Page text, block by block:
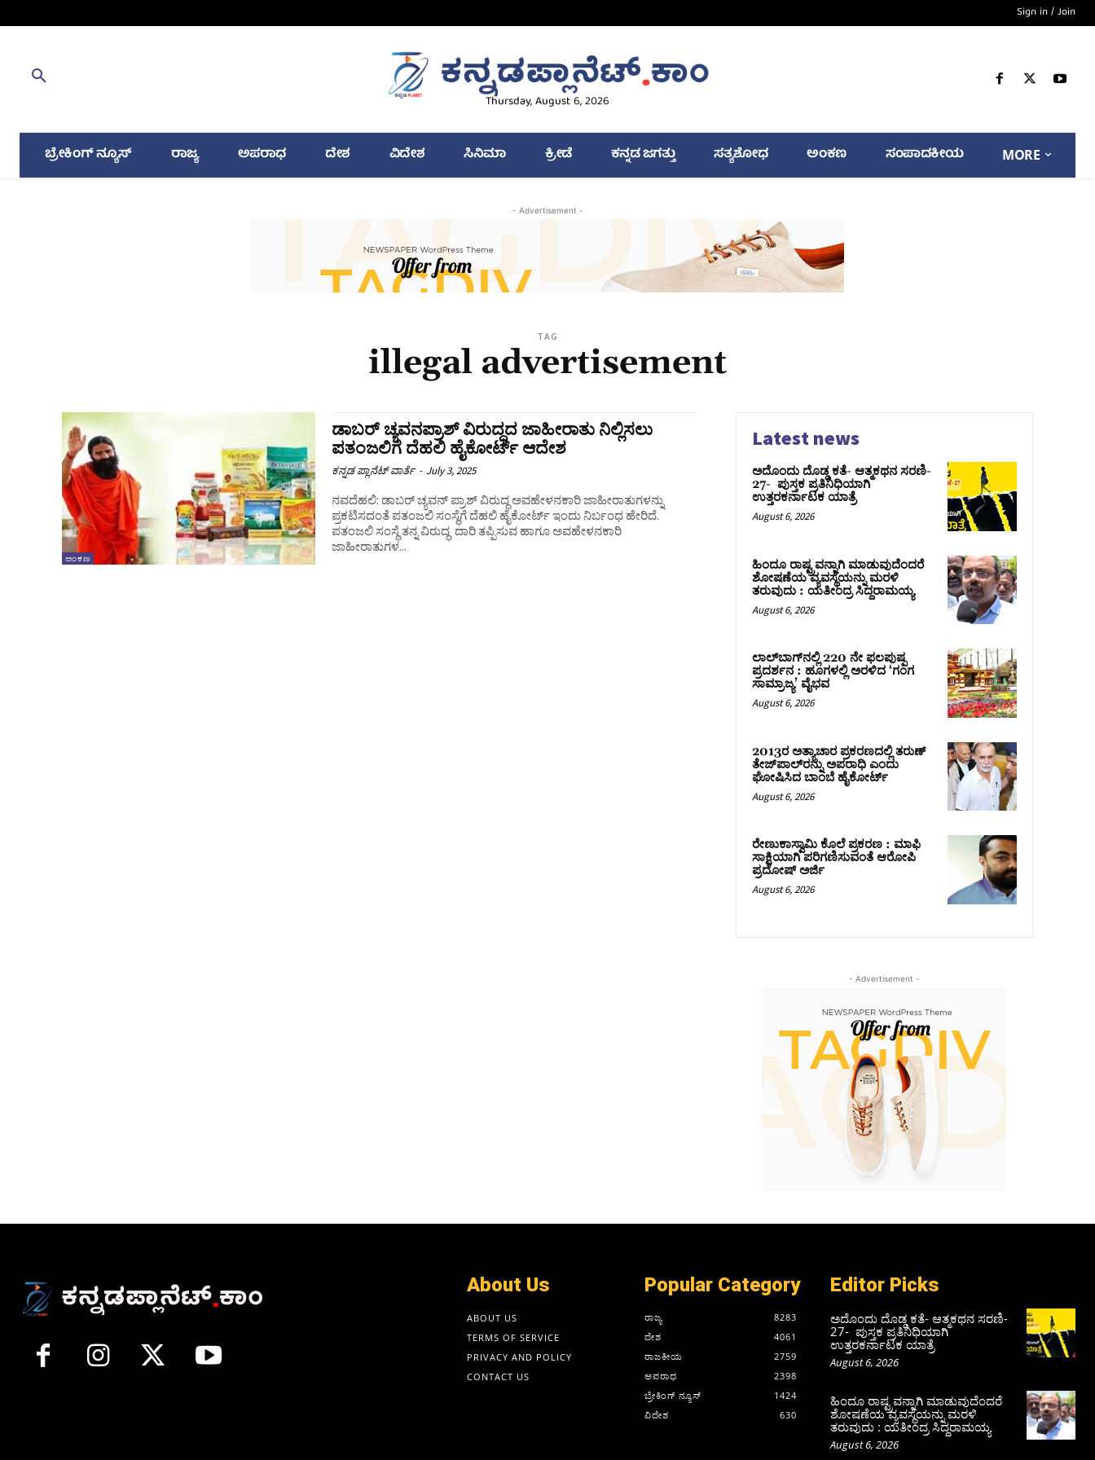
Sign in / Join
Thursday, August 6, 2026
ಬ್ರೇಕಿಂಗ್ ನ್ಯೂಸ್ ರಾಜ್ಯ ಅಪರಾಧ ದೇಶ ವಿದೇಶ ಸಿನಿಮಾ ಕ್ರೀಡೆ ಕನ್ನಡ ಜಗತ್ತು ಸತ್ಯಶೋಧ ಅಂಕಣ ಸಂಪಾದಕೀಯ MORE
- Advertisement -
TAG
illegal advertisement
ಅಂಕಣ
ಡಾಬರ್ ಚ್ಯವನಪ್ರಾಶ್ ವಿರುದ್ಧದ ಜಾಹೀರಾತು ನಿಲ್ಲಿಸಲು
ಪತಂಜಲಿಗೆ ದೆಹಲಿ ಹೈಕೋರ್ಟ್ ಆದೇಶ
ಕನ್ನಡ ಪ್ಲಾನೆಟ್ ವಾರ್ತೆ - July 3, 2025
ನವದೆಹಲಿ: ಡಾಬರ್ ಚ್ಯವನ್‌ ಪ್ರಾಶ್ ವಿರುದ್ಧ ಅವಹೇಳನಕಾರಿ ಜಾಹೀರಾತುಗಳನ್ನು
ಪ್ರಕಟಿಸದಂತೆ ಪತಂಜಲಿ ಸಂಸ್ಥೆಗೆ ದೆಹಲಿ ಹೈಕೋರ್ಟ್‌ ಇಂದು ನಿರ್ಬಂಧ ಹೇರಿದೆ.
ಪತಂಜಲಿ ಸಂಸ್ಥೆ ತನ್ನ ವಿರುದ್ಧ ದಾರಿ ತಪ್ಪಿಸುವ ಹಾಗೂ ಅವಹೇಳನಕಾರಿ
ಜಾಹೀರಾತುಗಳ...
Latest news
ಅದೊಂದು ದೊಡ್ಡ ಕತೆ- ಆತ್ಮಕಥನ ಸರಣಿ-
27- ಪುಸ್ತಕ ಪ್ರತಿನಿಧಿಯಾಗಿ
ಉತ್ತರಕರ್ನಾಟಕ ಯಾತ್ರೆ
August 6, 2026
ಹಿಂದೂ ರಾಷ್ಟ್ರವನ್ನಾಗಿ ಮಾಡುವುದೆಂದರೆ
ಶೋಷಣೆಯ ವ್ಯವಸ್ಥೆಯನ್ನು ಮರಳಿ
ತರುವುದು : ಯತೀಂದ್ರ ಸಿದ್ದರಾಮಯ್ಯ
August 6, 2026
ಲಾಲ್‍ಬಾಗ್‍ನಲ್ಲಿ 220 ನೇ ಫಲಪುಷ್ಪ
ಪ್ರದರ್ಶನ : ಹೂಗಳಲ್ಲಿ ಅರಳಿದ ‘ಗಂಗ
ಸಾಮ್ರಾಜ್ಯ’ ವೈಭವ
August 6, 2026
2013ರ ಅತ್ಯಾಚಾರ ಪ್ರಕರಣದಲ್ಲಿ ತರುಣ್
ತೇಜ್‌ಪಾಲ್‌ರನ್ನು ಅಪರಾಧಿ ಎಂದು
ಘೋಷಿಸಿದ ಬಾಂಬೆ ಹೈಕೋರ್ಟ್
August 6, 2026
ರೇಣುಕಾಸ್ವಾಮಿ ಕೊಲೆ ಪ್ರಕರಣ : ಮಾಫಿ
ಸಾಕ್ಷಿಯಾಗಿ ಪರಿಗಣಿಸುವಂತೆ ಆರೋಪಿ
ಪ್ರದೋಷ್‌ ಅರ್ಜಿ
August 6, 2026
- Advertisement -
About Us
ABOUT US
TERMS OF SERVICE
PRIVACY AND POLICY
CONTACT US
Popular Category
ರಾಜ್ಯ
8283
ದೇಶ
4061
ರಾಜಕೀಯ
2759
ಅಪರಾಧ
2398
ಬ್ರೇಕಿಂಗ್ ನ್ಯೂಸ್
1424
ವಿದೇಶ
630
Editor Picks
ಅದೊಂದು ದೊಡ್ಡ ಕತೆ- ಆತ್ಮಕಥನ ಸರಣಿ-
27- ಪುಸ್ತಕ ಪ್ರತಿನಿಧಿಯಾಗಿ
ಉತ್ತರಕರ್ನಾಟಕ ಯಾತ್ರೆ
August 6, 2026
ಹಿಂದೂ ರಾಷ್ಟ್ರವನ್ನಾಗಿ ಮಾಡುವುದೆಂದರೆ
ಶೋಷಣೆಯ ವ್ಯವಸ್ಥೆಯನ್ನು ಮರಳಿ
ತರುವುದು : ಯತೀಂದ್ರ ಸಿದ್ದರಾಮಯ್ಯ
August 6, 2026